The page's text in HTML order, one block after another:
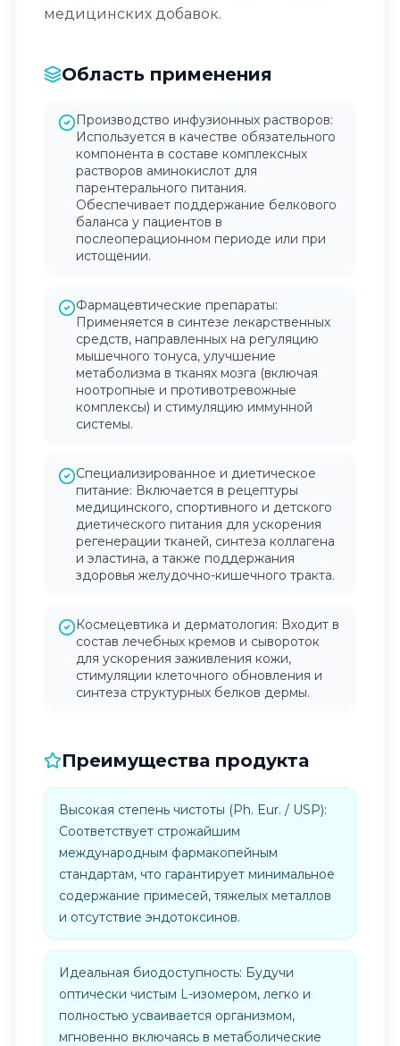
медицинских добавок.
Область применения
Производство инфузионных растворов:
Используется в качестве обязательного
компонента в составе комплексных
растворов аминокислот для
парентерального питания.
Обеспечивает поддержание белкового
баланса у пациентов в
послеоперационном периоде или при
истощении.
Фармацевтические препараты:
Применяется в синтезе лекарственных
средств, направленных на регуляцию
мышечного тонуса, улучшение
метаболизма в тканях мозга (включая
ноотропные и противотревожные
комплексы) и стимуляцию иммунной
системы.
Специализированное и диетическое
питание: Включается в рецептуры
медицинского, спортивного и детского
диетического питания для ускорения
регенерации тканей, синтеза коллагена
и эластина, а также поддержания
здоровья желудочно-кишечного тракта.
Космецевтика и дерматология: Входит в
состав лечебных кремов и сывороток
для ускорения заживления кожи,
стимуляции клеточного обновления и
синтеза структурных белков дермы.
Преимущества продукта
Высокая степень чистоты (Ph. Eur. / USP):
Соответствует строжайшим
международным фармакопейным
стандартам, что гарантирует минимальное
содержание примесей, тяжелых металлов
и отсутствие эндотоксинов.
Идеальная биодоступность: Будучи
оптически чистым L-изомером, легко и
полностью усваивается организмом,
мгновенно включаясь в метаболические